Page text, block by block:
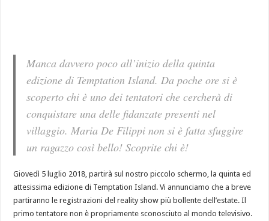
Manca davvero poco all’inizio della quinta
edizione di Temptation Island. Da poche ore si è
scoperto chi è uno dei tentatori che cercherà di
conquistare una delle fidanzate presenti nel
villaggio. Maria De Filippi non si è fatta sfuggire
un ragazzo così bello! Scoprite chi è!
Giovedì 5 luglio 2018, partirà sul nostro piccolo schermo, la quinta ed
attesissima edizione di Temptation Island. Vi annunciamo che a breve
partiranno le registrazioni del reality show più bollente dell’estate. Il
primo tentatore non è propriamente sconosciuto al mondo televisivo.